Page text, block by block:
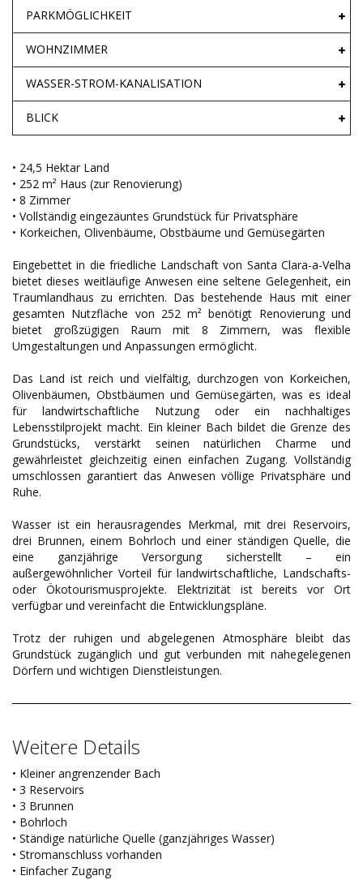
PARKMÖGLICHKEIT
WOHNZIMMER
WASSER-STROM-KANALISATION
BLICK
• 24,5 Hektar Land
• 252 m² Haus (zur Renovierung)
• 8 Zimmer
• Vollständig eingezäuntes Grundstück für Privatsphäre
• Korkeichen, Olivenbäume, Obstbäume und Gemüsegärten
Eingebettet in die friedliche Landschaft von Santa Clara-a-Velha
bietet dieses weitläufige Anwesen eine seltene Gelegenheit, ein
Traumlandhaus zu errichten. Das bestehende Haus mit einer
gesamten Nutzfläche von 252 m² benötigt Renovierung und
bietet großzügigen Raum mit 8 Zimmern, was flexible
Umgestaltungen und Anpassungen ermöglicht.
Das Land ist reich und vielfältig, durchzogen von Korkeichen,
Olivenbäumen, Obstbäumen und Gemüsegärten, was es ideal
für landwirtschaftliche Nutzung oder ein nachhaltiges
Lebensstilprojekt macht. Ein kleiner Bach bildet die Grenze des
Grundstücks, verstärkt seinen natürlichen Charme und
gewährleistet gleichzeitig einen einfachen Zugang. Vollständig
umschlossen garantiert das Anwesen völlige Privatsphäre und
Ruhe.
Wasser ist ein herausragendes Merkmal, mit drei Reservoirs,
drei Brunnen, einem Bohrloch und einer ständigen Quelle, die
eine ganzjährige Versorgung sicherstellt – ein
außergewöhnlicher Vorteil für landwirtschaftliche, Landschafts-
oder Ökotourismusprojekte. Elektrizität ist bereits vor Ort
verfügbar und vereinfacht die Entwicklungspläne.
Trotz der ruhigen und abgelegenen Atmosphäre bleibt das
Grundstück zugänglich und gut verbunden mit nahegelegenen
Dörfern und wichtigen Dienstleistungen.
Weitere Details
• Kleiner angrenzender Bach
• 3 Reservoirs
• 3 Brunnen
• Bohrloch
• Ständige natürliche Quelle (ganzjähriges Wasser)
• Stromanschluss vorhanden
• Einfacher Zugang